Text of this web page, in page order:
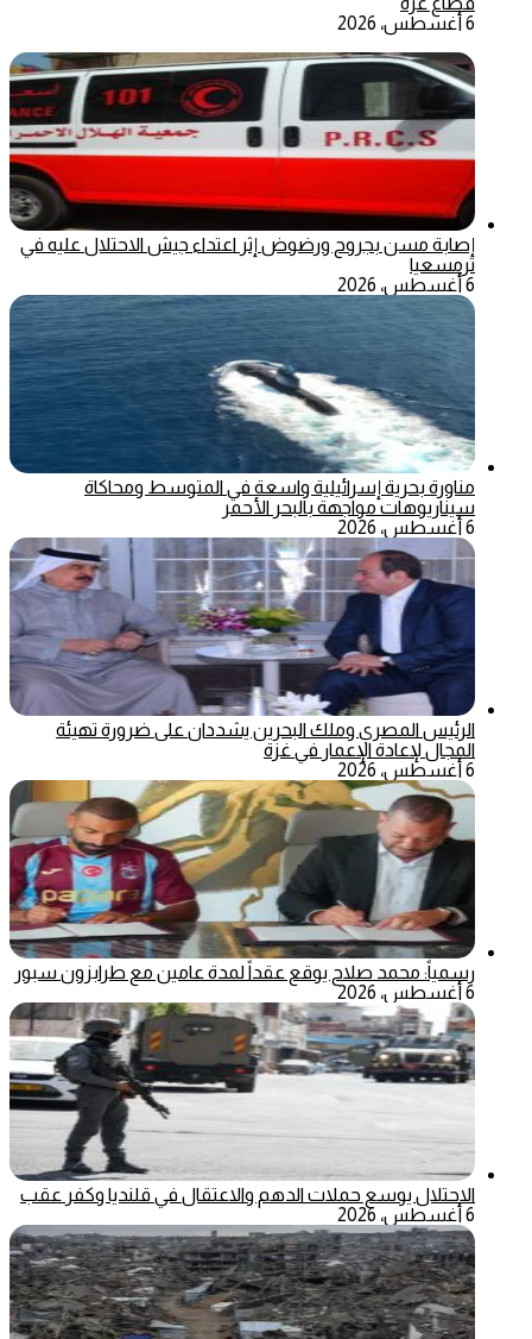
6 أغسطس، 2026
إصابة مسن بجروح ورضوض إثر اعتداء جيش الاحتلال عليه في
ترمسعيا
6 أغسطس، 2026
مناورة بحرية إسرائيلية واسعة في المتوسط ومحاكاة
سيناريوهات مواجهة بالبحر الأحمر
6 أغسطس، 2026
الرئيس المصري وملك البحرين يشددان على ضرورة تهيئة
المجال لإعادة الإعمار في غزة
6 أغسطس، 2026
رسمياً: محمد صلاح يوقع عقداً لمدة عامين مع طرابزون سبور
6 أغسطس، 2026
الاحتلال يوسع حملات الدهم والاعتقال في قلنديا وكفر عقب
6 أغسطس، 2026